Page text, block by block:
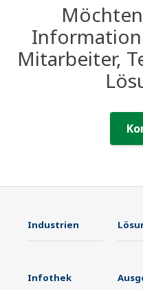
Mitarbeiter,
Industrien
Infothek